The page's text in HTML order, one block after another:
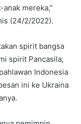
mereka,”
(24/2/2022).
spirit bangsa
spirit Pancasila,
Indonesia
ini ke Ukraina